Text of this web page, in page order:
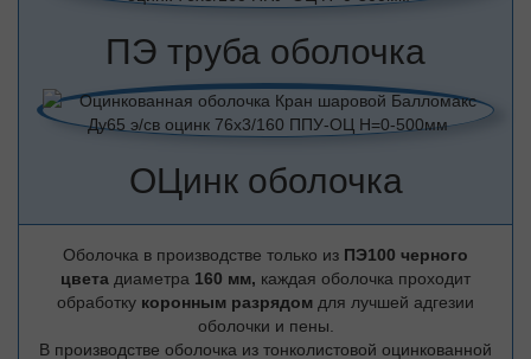
ПЭ труба оболочка
ОЦинк оболочка
Оболочка в производстве только из ПЭ100 черного
цвета диаметра 160 мм, каждая оболочка проходит
обработку коронным разрядом для лучшей адгезии
оболочки и пены.
В производстве оболочка из тонколистовой оцинкованной